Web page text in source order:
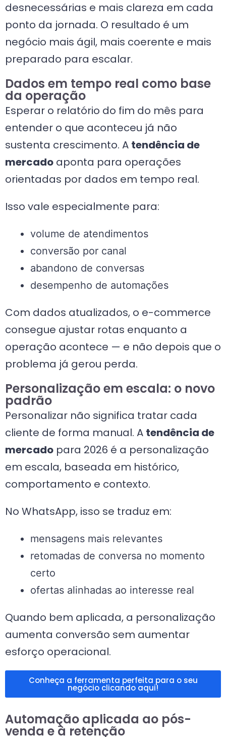
desnecessárias e mais clareza em cada
ponto da jornada. O resultado é um
negócio mais ágil, mais coerente e mais
preparado para escalar.
Dados em tempo real como base
da operação
Esperar o relatório do fim do mês para
entender o que aconteceu já não
sustenta crescimento. A tendência de
mercado aponta para operações
orientadas por dados em tempo real.
Isso vale especialmente para:
volume de atendimentos
conversão por canal
abandono de conversas
desempenho de automações
Com dados atualizados, o e-commerce
consegue ajustar rotas enquanto a
operação acontece — e não depois que o
problema já gerou perda.
Personalização em escala: o novo
padrão
Personalizar não significa tratar cada
cliente de forma manual. A tendência de
mercado para 2026 é a personalização
em escala, baseada em histórico,
comportamento e contexto.
No WhatsApp, isso se traduz em:
mensagens mais relevantes
retomadas de conversa no momento
certo
ofertas alinhadas ao interesse real
Quando bem aplicada, a personalização
aumenta conversão sem aumentar
esforço operacional.
Conheça a ferramenta perfeita para o seu
negócio clicando aqui!
Automação aplicada ao pós-
venda e à retenção